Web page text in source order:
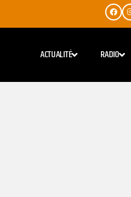
ACTUALITÉ RADIO